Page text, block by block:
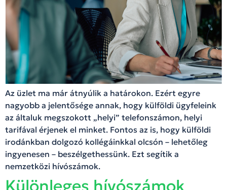
Az üzlet ma már átnyúlik a határokon. Ezért egyre
nagyobb a jelentősége annak, hogy külföldi ügyfeleink
az általuk megszokott „helyi” telefonszámon, helyi
tarifával érjenek el minket. Fontos az is, hogy külföldi
irodánkban dolgozó kollégáinkkal olcsón – lehetőleg
ingyenesen – beszélgethessünk. Ezt segítik a
nemzetközi hívószámok.
Különleges hívószámok